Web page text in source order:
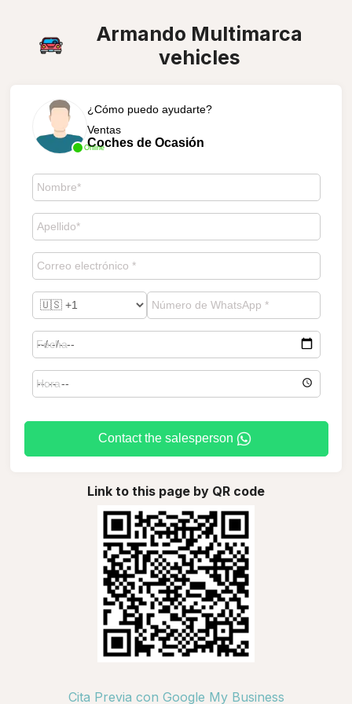
Armando Multimarca
vehicles
Online
¿Cómo puedo ayudarte?
Ventas
Coches de Ocasión
Contact the salesperson
Link to this page by QR code
Cita Previa con Google My Business